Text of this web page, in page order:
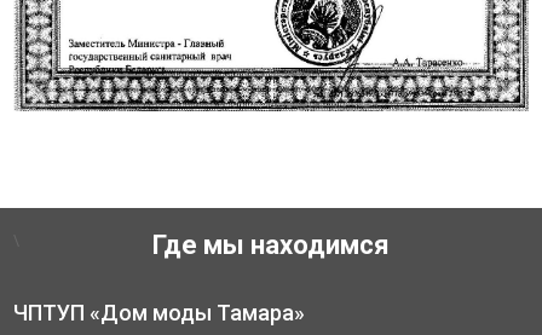
Где мы находимся
ЧПТУП «Дом моды Тамара»